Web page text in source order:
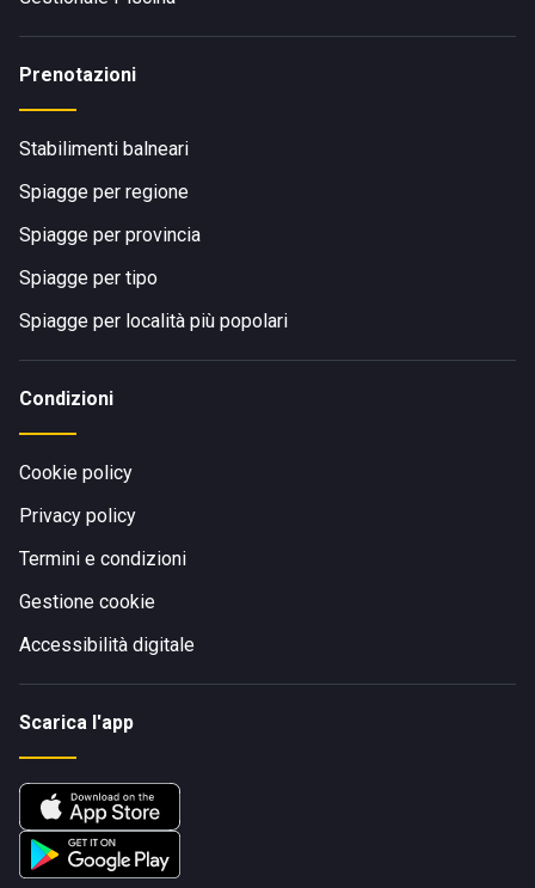
Prenotazioni
Stabilimenti balneari
Spiagge per regione
Spiagge per provincia
Spiagge per tipo
Spiagge per località più popolari
Condizioni
Cookie policy
Privacy policy
Termini e condizioni
Gestione cookie
Accessibilità digitale
Scarica l'app